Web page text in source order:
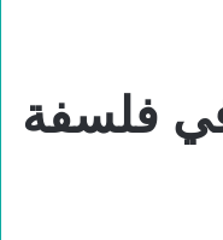
في فلسفة